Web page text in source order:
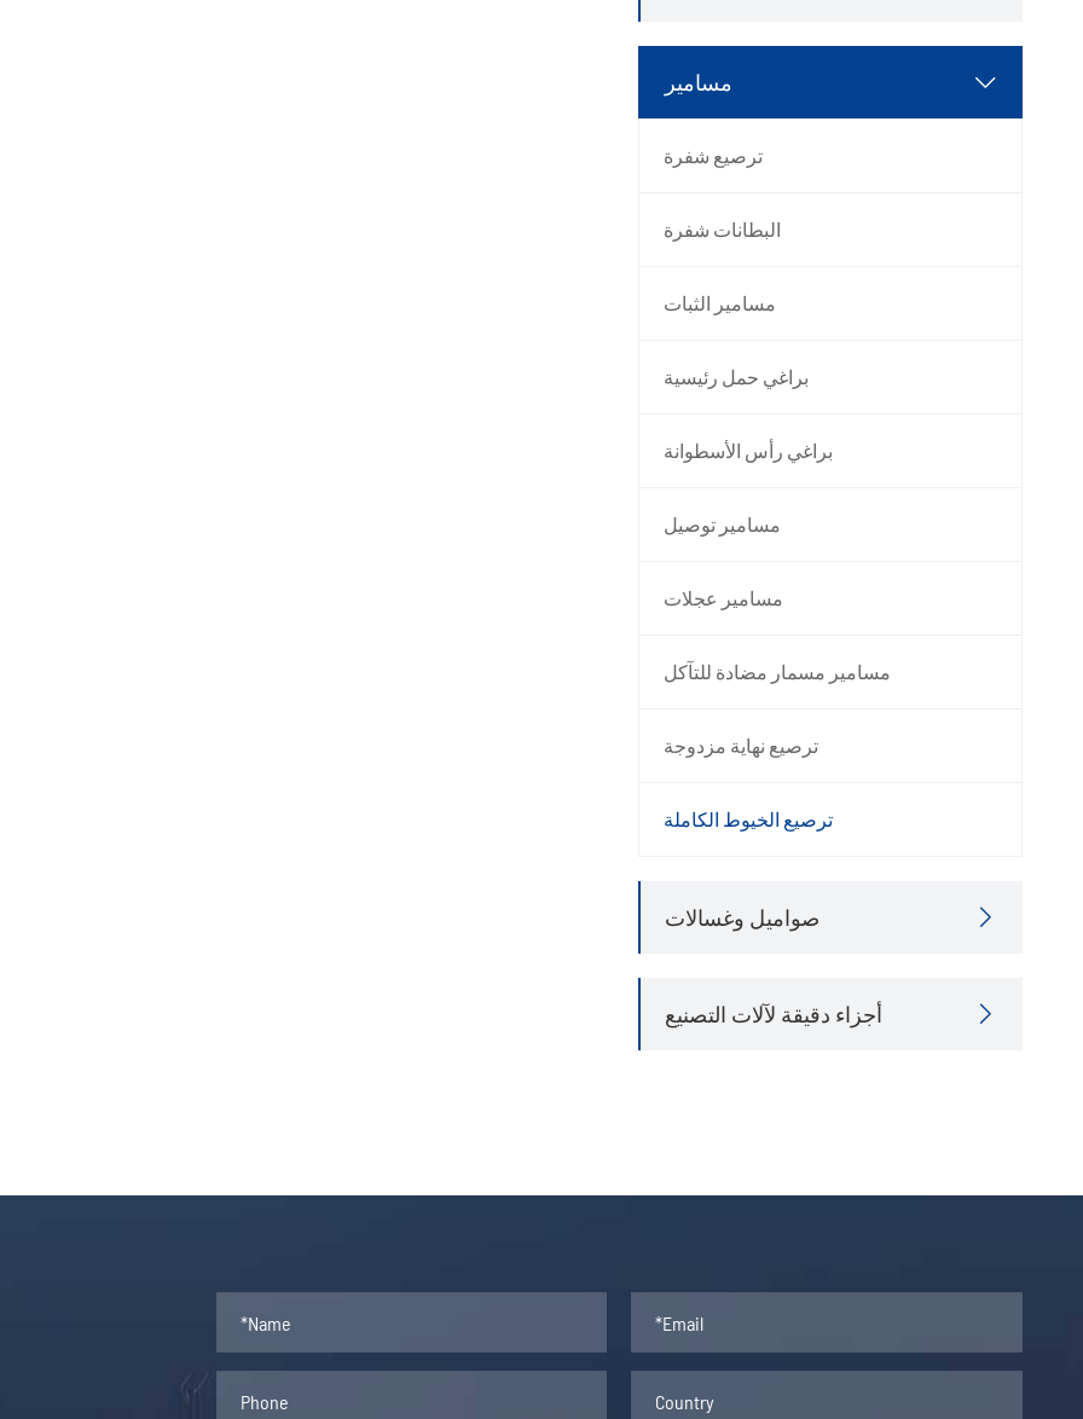
مسامير 
ترصيع شفرة
البطانات شفرة
مسامير الثبات
براغي حمل رئيسية
براغي رأس الأسطوانة
مسامير توصيل
مسامير عجلات
مسامير مسمار مضادة للتآكل
ترصيع نهاية مزدوجة
ترصيع الخيوط الكاملة
صواميل وغسالات 
أجزاء دقيقة لآلات التصنيع 